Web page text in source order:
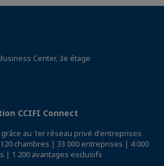
Center, 3e étage
CCIFI Connect
au 1er réseau privé d'entreprises
chambres | 33 000 entreprises | 4 000
| 1 200 avantages exclusifs